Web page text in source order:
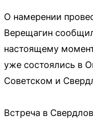
О намерении
Верещагин
настоящему
уже состоялись в
Советском и
Встреча в